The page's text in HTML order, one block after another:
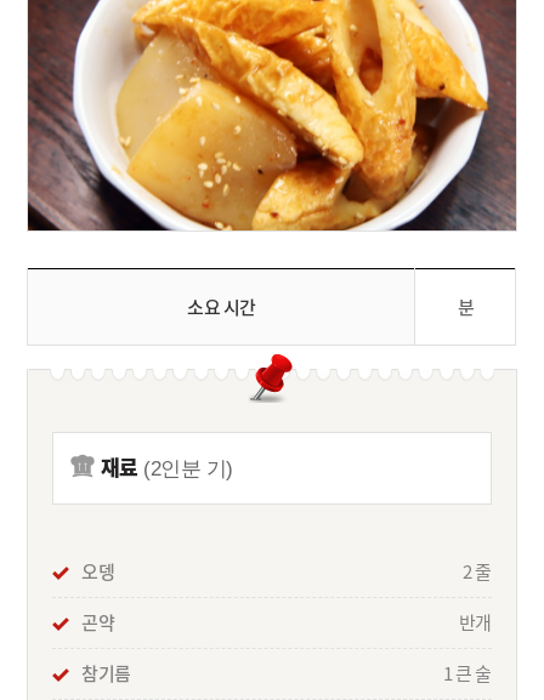
소요 시간 분
재료 (2인분 기)
오뎅
2 줄
곤약
반개
참기름
1 큰 술